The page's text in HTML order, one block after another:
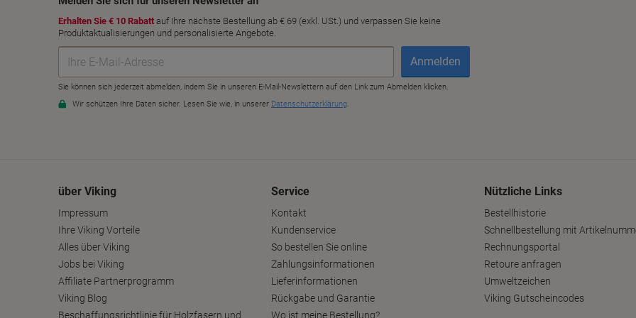
über Viking
Impressum
Ihre Viking Vorteile
Alles über Viking
Jobs bei Viking
Affiliate Partnerprogramm
Viking Blog
Beschaffungsrichtlinie für Holzfasern und
Service
Kontakt
Kundenservice
So bestellen Sie online
Zahlungsinformationen
Lieferinformationen
Rückgabe und Garantie
Wo ist meine Bestellung?
Nützliche Links
Bestellhistorie
Schnellbestellung mit
Rechnungsportal
Retoure anfragen
Umweltzeichen
Viking Gutscheincodes